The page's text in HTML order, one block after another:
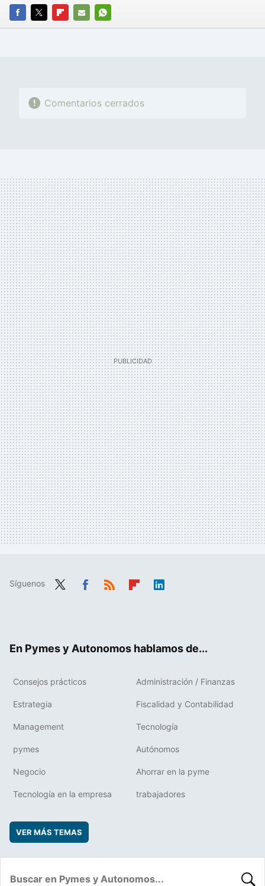
FACEBOOK
TWITTERFLIPBOARD
E-
WHATSAPP
Comentarios cerrados
Síguenos
En Pymes y Autonomos hablamos de...
Consejos prácticos Administración / Finanzas
Estrategia Fiscalidad y Contabilidad
Management Tecnología
pymes Autónomos
Negocio Ahorrar en la pyme
Tecnología en la empresa trabajadores
VER MÁS TEMAS